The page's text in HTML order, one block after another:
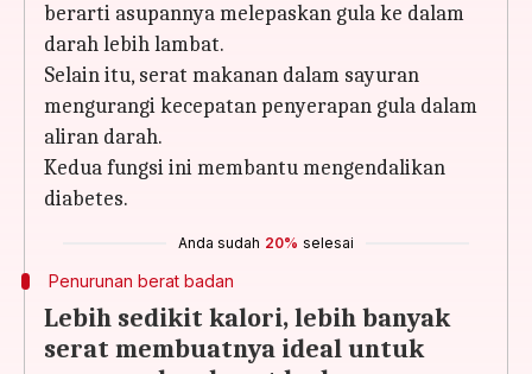
berarti asupannya melepaskan gula ke dalam
darah lebih lambat.
Selain itu, serat makanan dalam sayuran
mengurangi kecepatan penyerapan gula dalam
aliran darah.
Kedua fungsi ini membantu mengendalikan
diabetes.
Anda sudah 20% selesai
Penurunan berat badan
Lebih sedikit kalori, lebih banyak
serat membuatnya ideal untuk